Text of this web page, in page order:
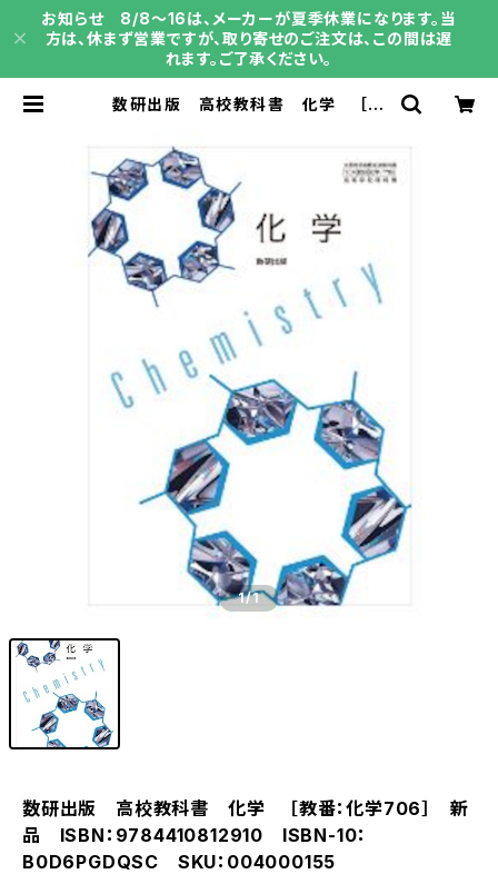
お知らせ 8/8～16は、メーカーが夏季休業になります。当
方は、休まず営業ですが、取り寄せのご注文は、この間は遅
れます。ご了承ください。
数研出版 高校教科書 化学 ［教
DQSC SKU：004000155 | 育之
書店（いくのしょてん）
1/1
数研出版 高校教科書 化学 ［教番：化学706］ 新
品 ISBN：9784410812910 ISBN-10：
B0D6PGDQSC SKU：004000155